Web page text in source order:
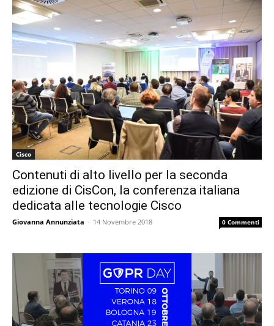
Cisco
Contenuti di alto livello per la seconda
edizione di CisCon, la conferenza italiana
dedicata alle tecnologie Cisco
Giovanna Annunziata - 14 Novembre 2018 0 Commenti